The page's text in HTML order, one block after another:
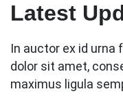
Latest
In auctor ex id urna
dolor sit amet,
maximus ligula